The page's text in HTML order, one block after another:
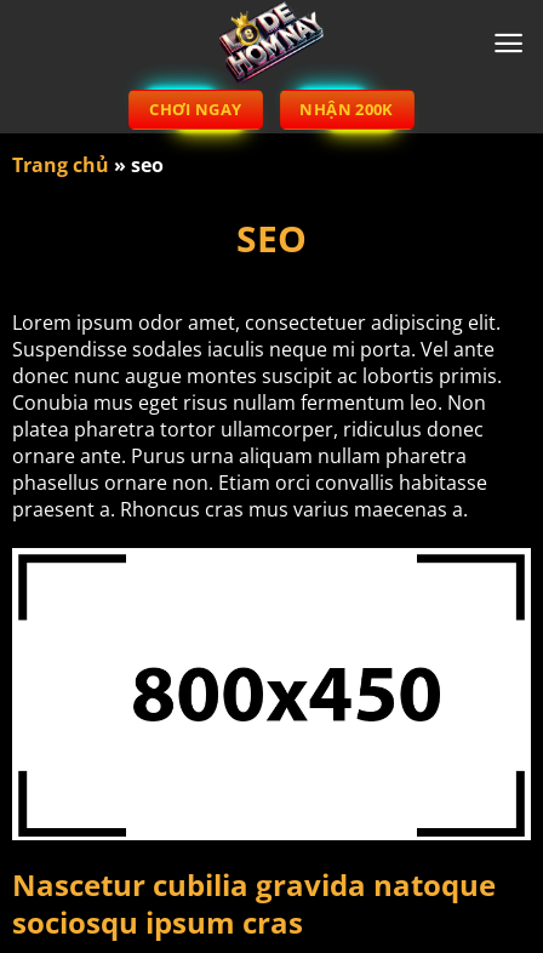
CHƠI NGAY NHẬN 200K
Trang chủ » seo
SEO
Lorem ipsum odor amet, consectetuer adipiscing elit.
Suspendisse sodales iaculis neque mi porta. Vel ante
donec nunc augue montes suscipit ac lobortis primis.
Conubia mus eget risus nullam fermentum leo. Non
platea pharetra tortor ullamcorper, ridiculus donec
ornare ante. Purus urna aliquam nullam pharetra
phasellus ornare non. Etiam orci convallis habitasse
praesent a. Rhoncus cras mus varius maecenas a.
Nascetur cubilia gravida natoque
sociosqu ipsum cras